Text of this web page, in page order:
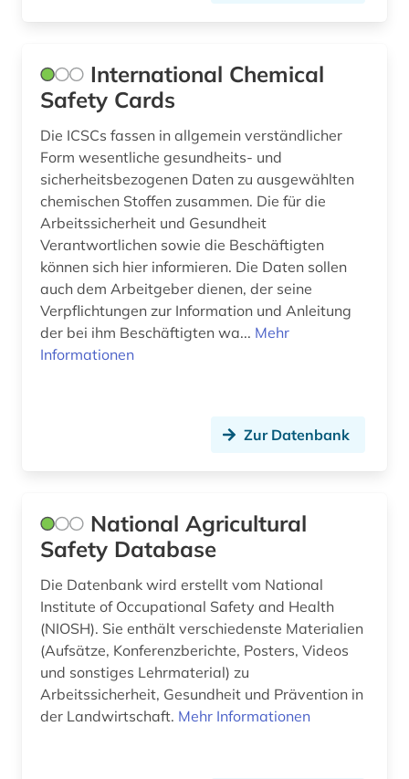
International Chemical
Safety Cards
Die ICSCs fassen in allgemein verständlicher
Form wesentliche gesundheits- und
sicherheitsbezogenen Daten zu ausgewählten
chemischen Stoffen zusammen. Die für die
Arbeitssicherheit und Gesundheit
Verantwortlichen sowie die Beschäftigten
können sich hier informieren. Die Daten sollen
auch dem Arbeitgeber dienen, der seine
Verpflichtungen zur Information und Anleitung
der bei ihm Beschäftigten wa... Mehr
Informationen
Zur Datenbank
National Agricultural
Safety Database
Die Datenbank wird erstellt vom National
Institute of Occupational Safety and Health
(NIOSH). Sie enthält verschiedenste Materialien
(Aufsätze, Konferenzberichte, Posters, Videos
und sonstiges Lehrmaterial) zu
Arbeitssicherheit, Gesundheit und Prävention in
der Landwirtschaft. Mehr Informationen